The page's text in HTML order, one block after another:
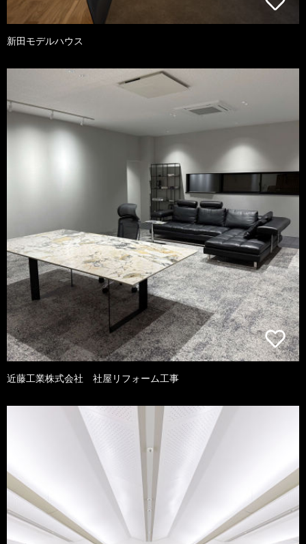
新田モデルハウス
近藤工業株式会社 社屋リフォーム工事